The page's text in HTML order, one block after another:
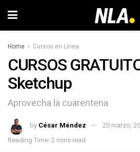
Home Cursos en Línea
CURSOS
Sketchup
Aprovecha la cuarentena
by César Méndez
20 marzo,
Reading Time: 2 mins read